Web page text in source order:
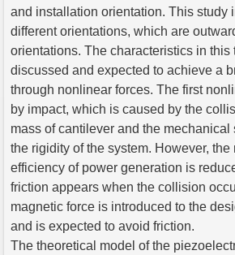
and installation orientation. This study
different orientations, which are
orientations. The characteristics in this
discussed and expected to achieve a
through nonlinear forces. The first
by impact, which is caused by the
mass of cantilever and the mechanical
the rigidity of the system. However,
efficiency of power generation is
friction appears when the collision
magnetic force is introduced to the
and is expected to avoid friction.
The theoretical model of the